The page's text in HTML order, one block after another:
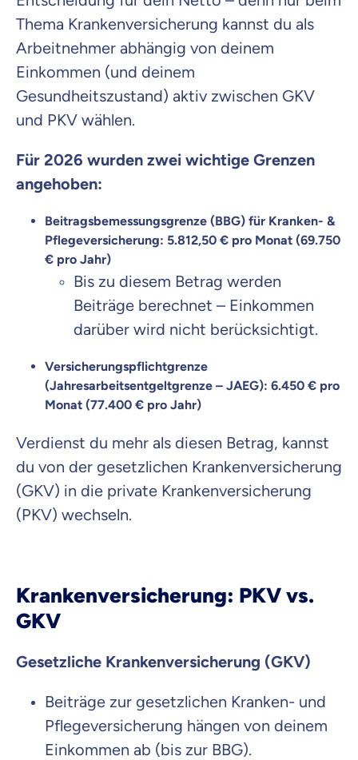
Thema Krankenversicherung kannst du als
Arbeitnehmer abhängig von deinem
Einkommen (und deinem
Gesundheitszustand) aktiv zwischen GKV
und PKV wählen.
Für 2026 wurden zwei wichtige Grenzen
angehoben:
Beitragsbemessungsgrenze (BBG) für Kranken- &
Pflegeversicherung: 5.812,50 € pro Monat (69.750
€ pro Jahr)
Bis zu diesem Betrag werden
Beiträge berechnet – Einkommen
darüber wird nicht berücksichtigt.
Versicherungspflichtgrenze
(Jahresarbeitsentgeltgrenze – JAEG): 6.450 € pro
Monat (77.400 € pro Jahr)
Verdienst du mehr als diesen Betrag, kannst
du von der gesetzlichen Krankenversicherung
(GKV) in die private Krankenversicherung
(PKV) wechseln.
Krankenversicherung: PKV vs.
GKV
Gesetzliche Krankenversicherung (GKV)
Beiträge zur gesetzlichen Kranken- und
Pflegeversicherung hängen von deinem
Einkommen ab (bis zur BBG).